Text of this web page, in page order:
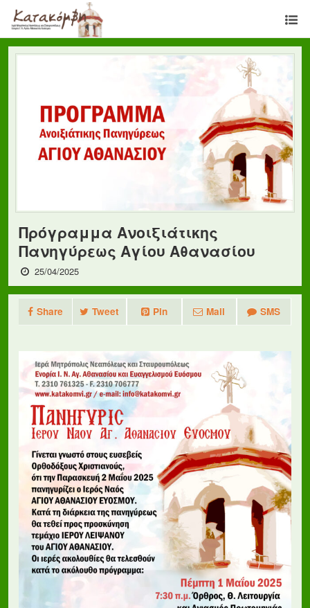
Πρόγραμμα Ανοιξιάτικης
Πανηγύρεως Αγίου Αθανασίου
25/04/2025
Share Tweet Pin Mail SMS